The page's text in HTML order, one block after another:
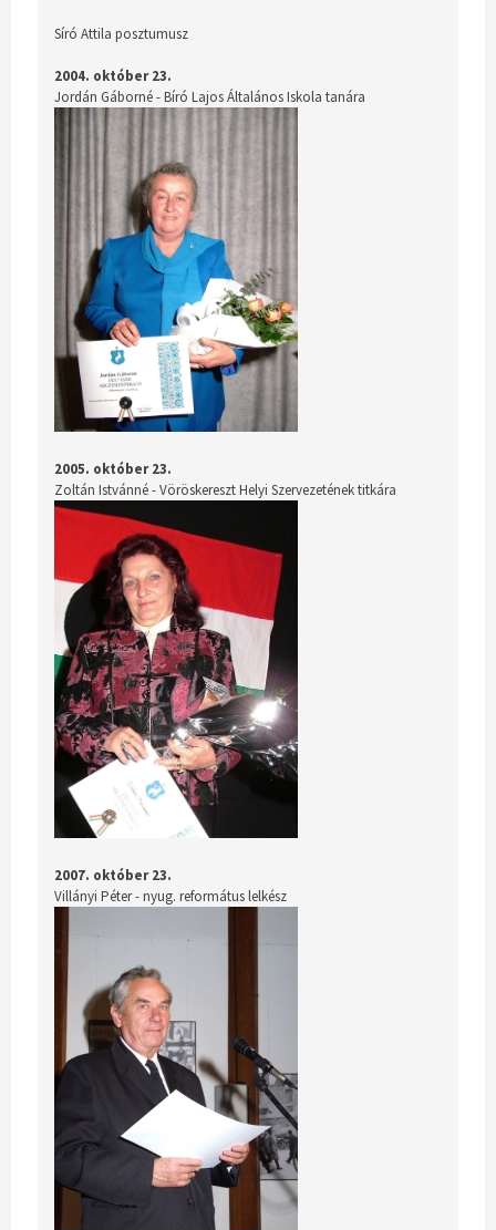
Síró Attila posztumusz
2004. október 23.
Jordán Gáborné - Bíró Lajos Általános Iskola tanára
2005. október 23.
Zoltán Istvánné - Vöröskereszt Helyi Szervezetének titkára
2007. október 23.
Villányi Péter - nyug. református lelkész